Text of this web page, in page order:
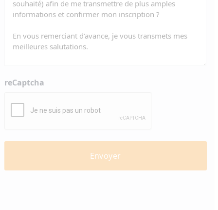
reCaptcha